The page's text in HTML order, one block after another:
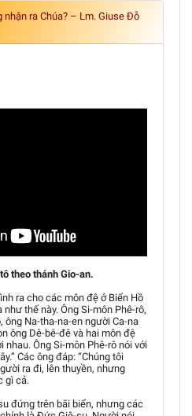
nhận ra Chúa? – Lm. Giuse Đỗ
theo thánh Gio-an.
ra cho các môn đệ ở Biển Hồ
thế này. Ông Si-môn Phê-rô,
ông Na-tha-na-en người Ca-na
ông Dê-bê-đê và hai môn đệ
nhau. Ông Si-môn Phê-rô nói với
Các ông đáp: “Chúng tôi
ra đi, lên thuyền, nhưng
gì cả.
đứng trên bãi biển, nhưng các